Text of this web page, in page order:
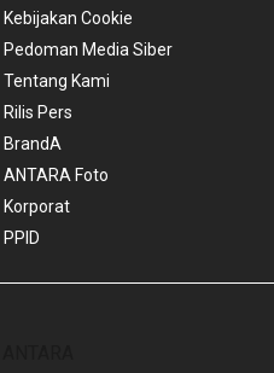
Kebijakan Cookie
Pedoman Media Siber
Tentang Kami
Rilis Pers
BrandA
ANTARA Foto
Korporat
PPID